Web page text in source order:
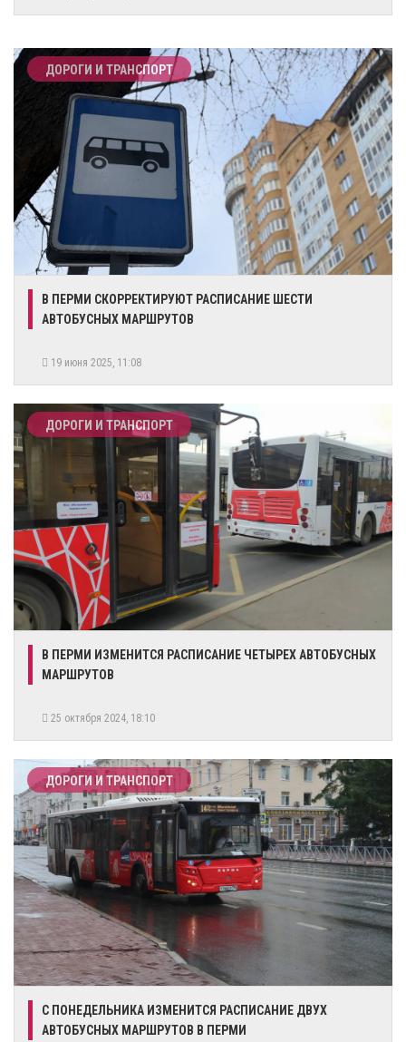
ДОРОГИ И ТРАНСПОРТ
В ПЕРМИ СКОРРЕКТИРУЮТ РАСПИСАНИЕ ШЕСТИ
АВТОБУСНЫХ МАРШРУТОВ
19 июня 2025, 11:08
ДОРОГИ И ТРАНСПОРТ
В ПЕРМИ ИЗМЕНИТСЯ РАСПИСАНИЕ ЧЕТЫРЕХ АВТОБУСНЫХ
МАРШРУТОВ
25 октября 2024, 18:10
ДОРОГИ И ТРАНСПОРТ
​С ПОНЕДЕЛЬНИКА ИЗМЕНИТСЯ РАСПИСАНИЕ ДВУХ
АВТОБУСНЫХ МАРШРУТОВ В ПЕРМИ